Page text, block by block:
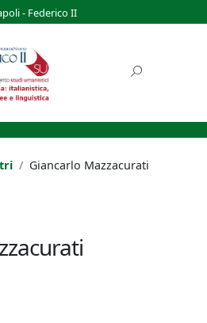
- Federico II
Giancarlo Mazzacurati